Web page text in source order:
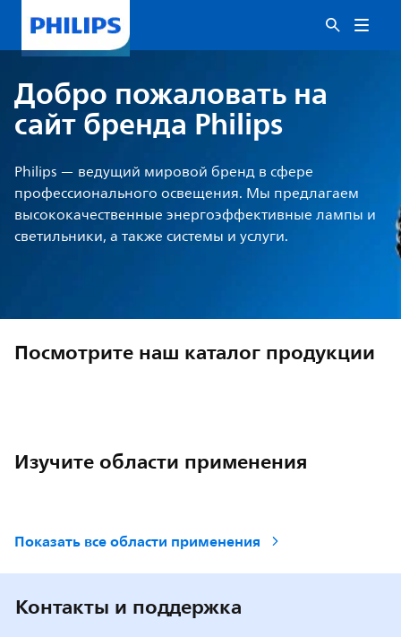
Добро пожаловать на
сайт бренда Philips
Philips — ведущий мировой бренд в сфере
профессионального освещения. Мы предлагаем
высококачественные энергоэффективные лампы и
светильники, а также системы и услуги.
Посмотрите наш каталог продукции
Изучите области применения
Показать все области применения
Контакты и поддержка